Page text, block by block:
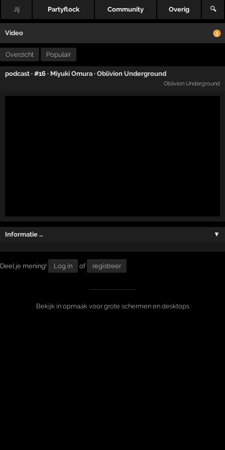
Jij Partyflock Community Overig 🔍
Video
Overzicht Populair
podcast · #16 · Miyuki Omura ·Oblivion Underground
Oblivion Underground
Informatie … ▼
Deel je mening! Log in of registreer
Bekijk in opmaak voor grote schermen en desktops